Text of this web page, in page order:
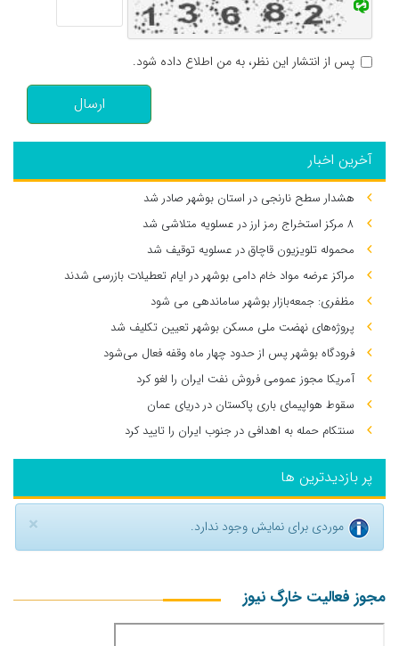
پس از انتشار این نظر، به من اطلاع داده شود.
ارسال
آخرین اخبار
هشدار سطح نارنجی در استان بوشهر صادر شد
۸ مرکز استخراج رمز ارز در عسلویه متلاشی شد
محموله تلویزیون قاچاق در عسلویه توقیف شد
مراکز عرضه مواد خام دامی بوشهر در ایام تعطیلات بازرسی شدند
مظفری: جمعه‌بازار بوشهر ساماندهی می‌ شود
پروژه‌های نهضت ملی مسکن بوشهر تعیین تکلیف شد
فرودگاه بوشهر پس از حدود چهار ماه وقفه فعال می‌شود
آمریکا مجوز عمومی فروش نفت ایران را لغو کرد
سقوط هواپیمای باری پاکستان در دریای عمان
سنتکام حمله به اهدافی در جنوب ایران را تایید کرد
پر بازدیدترین ها
× موردی برای نمایش وجود ندارد.
مجوز فعالیت خارگ نیوز